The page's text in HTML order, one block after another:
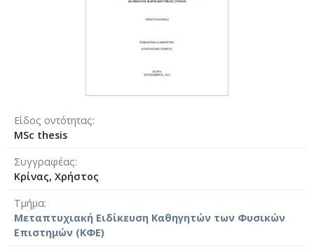
Είδος οντότητας
MSc thesis
Συγγραφέας
Κρίνας, Χρήστος
Τμήμα
Μεταπτυχιακή Ειδίκευση Καθηγητών των Φυσικών
Επιστημών (ΚΦΕ)